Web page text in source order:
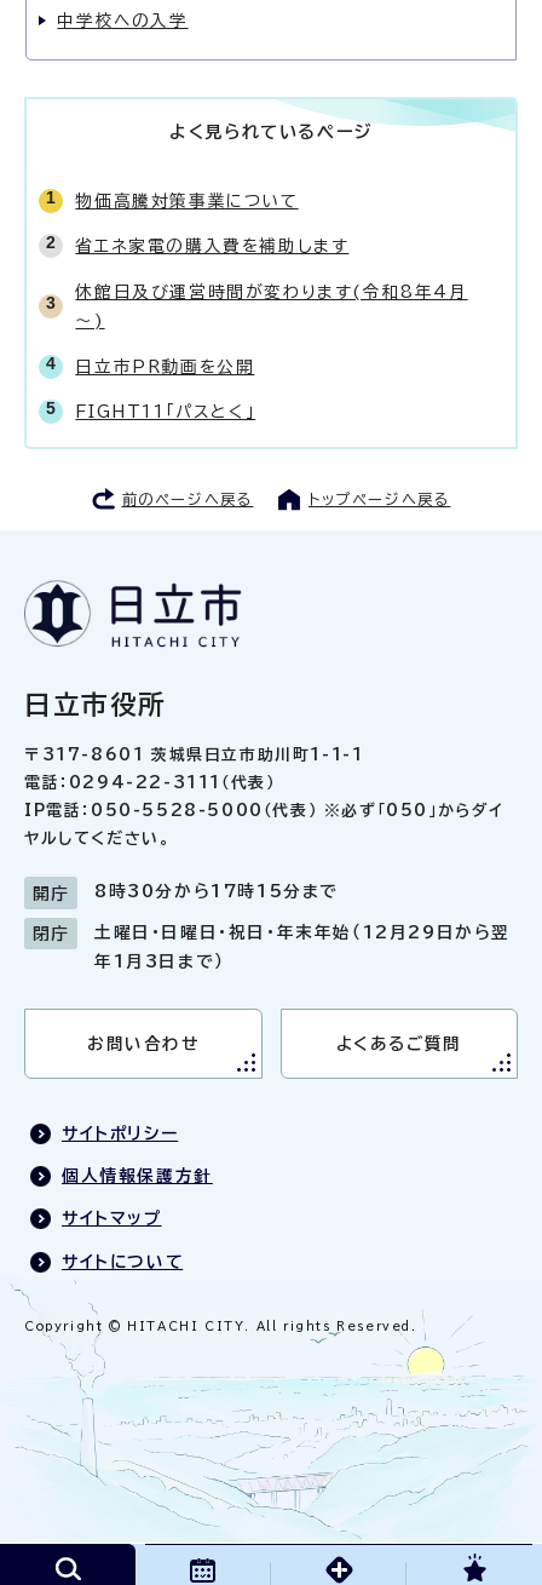
中学校への入学
よく見られているページ
物価高騰対策事業について
省エネ家電の購入費を補助します
休館日及び運営時間が変わります(令和8年4月
～)
日立市PR動画を公開
FIGHT11「パスとく」
前のページへ戻る トップページへ戻る
日立市役所
〒317-8601 茨城県日立市助川町1-1-1
電話：0294-22-3111（代表）
IP電話：050-5528-5000（代表） ※必ず「050」からダイ
ヤルしてください。
開庁 8時30分から17時15分まで
閉庁
土曜日・日曜日・祝日・年末年始（12月29日から翌
年1月3日まで）
お問い合わせ よくあるご質問
サイトポリシー
個人情報保護方針
サイトマップ
サイトについて
Copyright © HITACHI CITY. All rights Reserved.